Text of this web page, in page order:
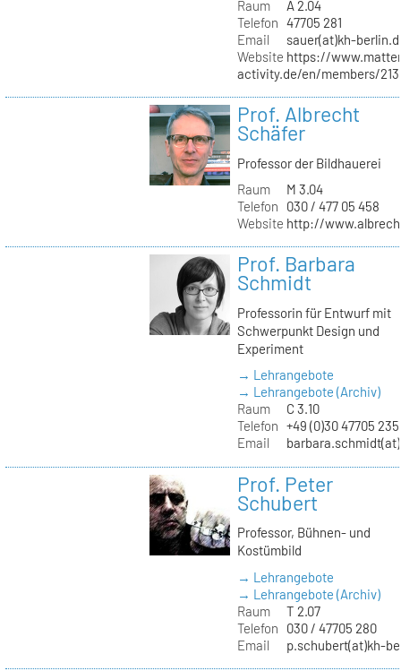
Raum
A 2.04
Telefon 47705 281
Email
sauer(at)kh-
Website https://
activity.de/en/members/
Prof. Albrecht
Schäfer
Professor der Bildhauerei
Raum
M 3.04
Telefon
030 / 477 05 458
Website http://
Prof. Barbara
Schmidt
Professorin für Entwurf mit
Schwerpunkt Design und
Experiment
→ Lehrangebote
→ Lehrangebote (Archiv)
Raum
C 3.10
Telefon +49 (0)30 47705 235
Email
Prof. Peter
Schubert
Professor, Bühnen- und
Kostümbild
→ Lehrangebote
→ Lehrangebote (Archiv)
Raum
T 2.07
Telefon
030 / 47705 280
Email
p.schubert(at)kh-